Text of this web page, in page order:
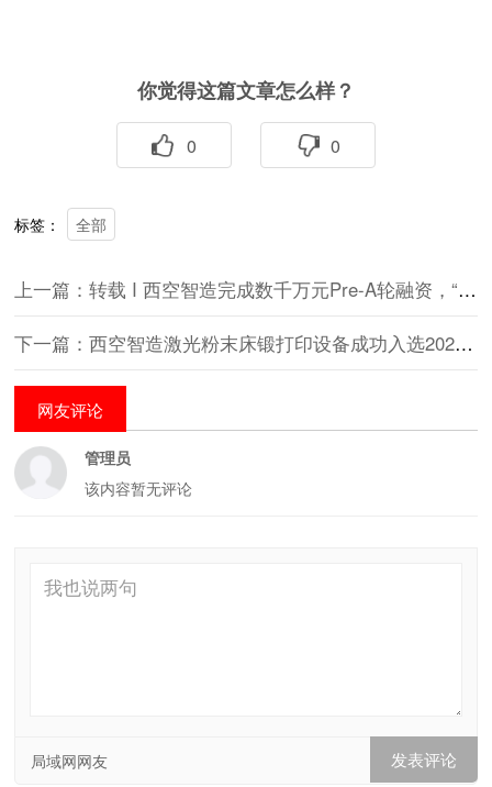
你觉得这篇文章怎么样？
0 0
标签： 全部
上一篇：转载 I 西空智造完成数千万元Pre-A轮融资，“智能三打”技术加速空天动力3D打印产业化
下一篇：西空智造激光粉末床锻打印设备成功入选2025年“陕西工业精品”
网友评论
管理员
该内容暂无评论
局域网网友